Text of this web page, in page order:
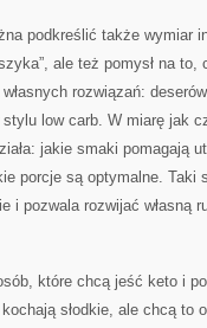
podkreślić także wymiar
ale też pomysł na
rozwiązań:
low carb. W miarę jak
jakie smaki pomagają
porcje są optymalne. Taki
i pozwala rozwijać własną
które chcą jeść keto i
słodkie, ale chcą to